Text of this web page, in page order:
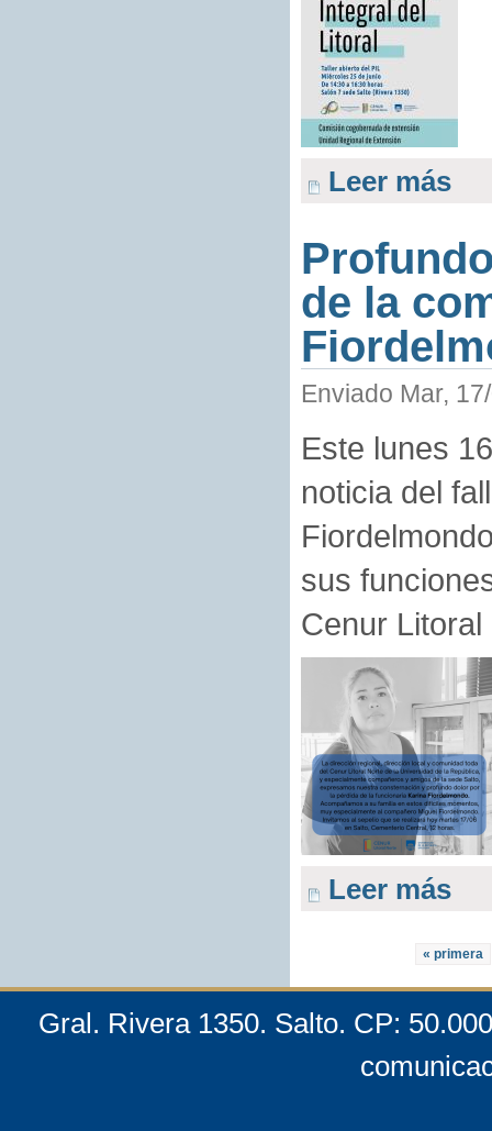
Leer más
de la
Enviado Mar,
Este lunes
noticia del
sus
Cenur Litoral
Leer más
« primera
Gral. Rivera 1350. Salto. CP: